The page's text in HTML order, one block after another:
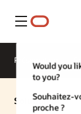
Menu
Would you
to you?
Souhaitez-
proche ?
Présentation
Solution IA